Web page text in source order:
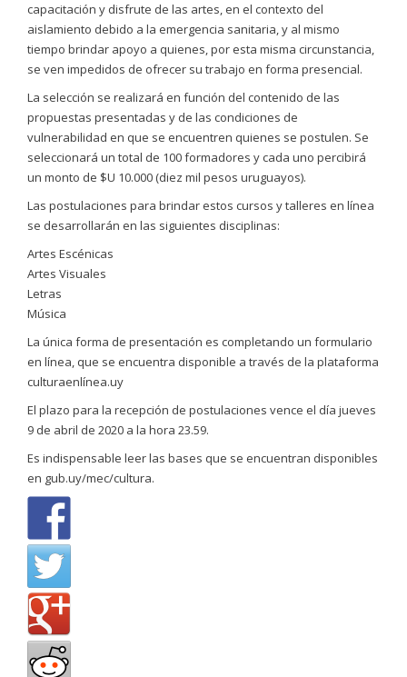
capacitación y disfrute de las artes, en el contexto del
aislamiento debido a la emergencia sanitaria, y al mismo
tiempo brindar apoyo a quienes, por esta misma circunstancia,
se ven impedidos de ofrecer su trabajo en forma presencial.
La selección se realizará en función del contenido de las
propuestas presentadas y de las condiciones de
vulnerabilidad en que se encuentren quienes se postulen. Se
seleccionará un total de 100 formadores y cada uno percibirá
un monto de $U 10.000 (diez mil pesos uruguayos).
Las postulaciones para brindar estos cursos y talleres en línea
se desarrollarán en las siguientes disciplinas:
Artes Escénicas
Artes Visuales
Letras
Música
La única forma de presentación es completando un formulario
en línea, que se encuentra disponible a través de la plataforma
culturaenlínea.uy
El plazo para la recepción de postulaciones vence el día jueves
9 de abril de 2020 a la hora 23.59.
Es indispensable leer las bases que se encuentran disponibles
en gub.uy/mec/cultura.